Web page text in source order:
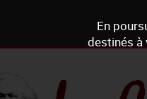
En
destinés à